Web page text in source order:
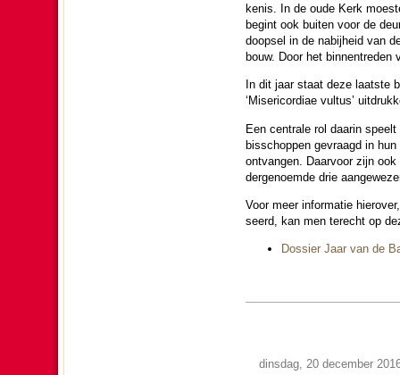
ke­nis. In de oude Kerk
begint ook buiten voor de
doopsel in de nabij­heid van
bouw. Door het
In dit jaar staat deze laatste
‘Misericordiae vultus’
Een centrale rol daarin
bis­schop­pen gevraagd in
ont­van­gen. Daarvoor zijn
dergenoemde drie
Voor meer in­for­ma­tie
seerd, kan men terecht op
Dossier Jaar van de
dinsdag, 20 december